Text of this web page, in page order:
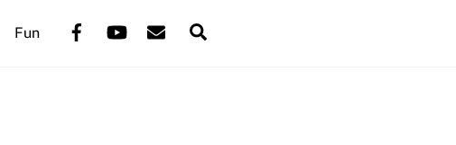
FacebookYouTubeMail
Fun